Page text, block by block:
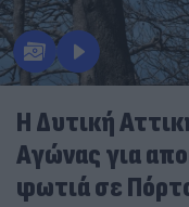
Η Δυτική
Αγώνας για
φωτιά σε